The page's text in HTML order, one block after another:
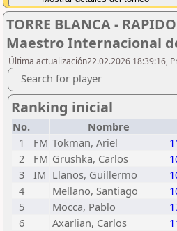
TORRE BLANCA -
Maestro Internacional
Última actualización22.02.2026 18:39:16,
Search for player
Ranking inicial
No. Nombre
1
FM Tokman, Ariel
2
FM Grushka, Carlos
3
IM Llanos, Guillermo
4
Mellano, Santiago
5
Mocca, Pablo
6
Axarlian, Carlos